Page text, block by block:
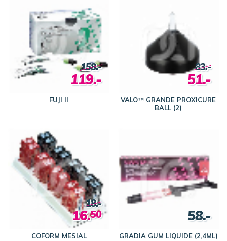
FUJI II
158.-
119.-
VALO™ GRANDE PROXICURE
BALL (2)
83.-
51.-
COFORM MESIAL
18.-
16.50
GRADIA GUM LIQUIDE (2,4ML)
58.-